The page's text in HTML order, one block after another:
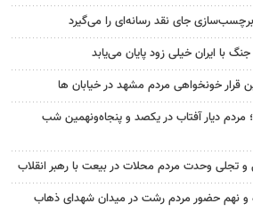
جای نقد رسانه‌ای را می‌گیرد
با ایران خیلی زود پایان می‌یابد
قرار خونخواهی مردم مشهد در خیابان ها
مردم دیار آفتاب در یکصد و پنجاه‌ونهمین شب
و نهم حضور مردم رشت در میدان شهدای ذهاب